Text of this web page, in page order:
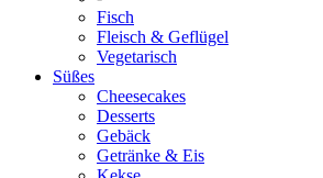
Fisch
Fleisch & Geflügel
Vegetarisch
Süßes
Cheesecakes
Desserts
Gebäck
Getränke & Eis